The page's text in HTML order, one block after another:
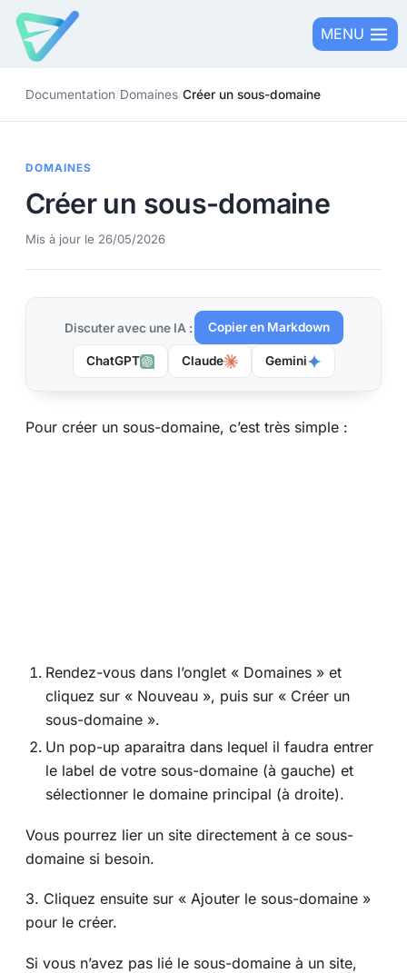
Aller
contenu
MENU
Documentation/Domaines/Créer un sous-domaine
DOMAINES
Créer un sous-domaine
Mis à jour le 26/05/2026
Discuter avec une IA : Copier en Markdown
ChatGPT Claude Gemini
Pour créer un sous-domaine, c’est très simple :
Rendez-vous dans l’onglet « Domaines » et
cliquez sur « Nouveau », puis sur « Créer un
sous-domaine ».
Un pop-up aparaitra dans lequel il faudra entrer
le label de votre sous-domaine (à gauche) et
sélectionner le domaine principal (à droite).
Vous pourrez lier un site directement à ce sous-
domaine si besoin.
3. Cliquez ensuite sur « Ajouter le sous-domaine »
pour le créer.
Si vous n’avez pas lié le sous-domaine à un site,